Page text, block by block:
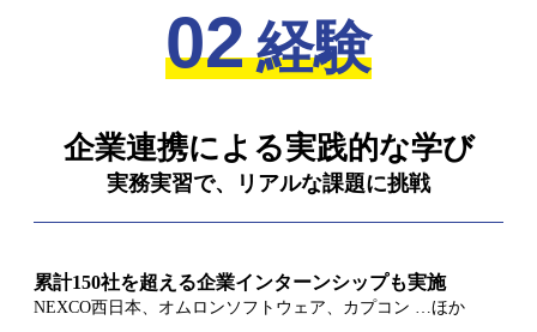
02経験
企業連携による実践的な学び
実務実習で、リアルな課題に挑戦
累計150社を超える企業インターンシップも実施
NEXCO西日本、オムロンソフトウェア、カプコン …ほか